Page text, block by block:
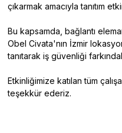
çıkarmak amacıyla tanıtım
Bu kapsamda, bağlantı
Obel Civata'nın İzmir
tanıtarak iş güvenliği
Etkinliğimize katılan tüm
teşekkür ederiz.